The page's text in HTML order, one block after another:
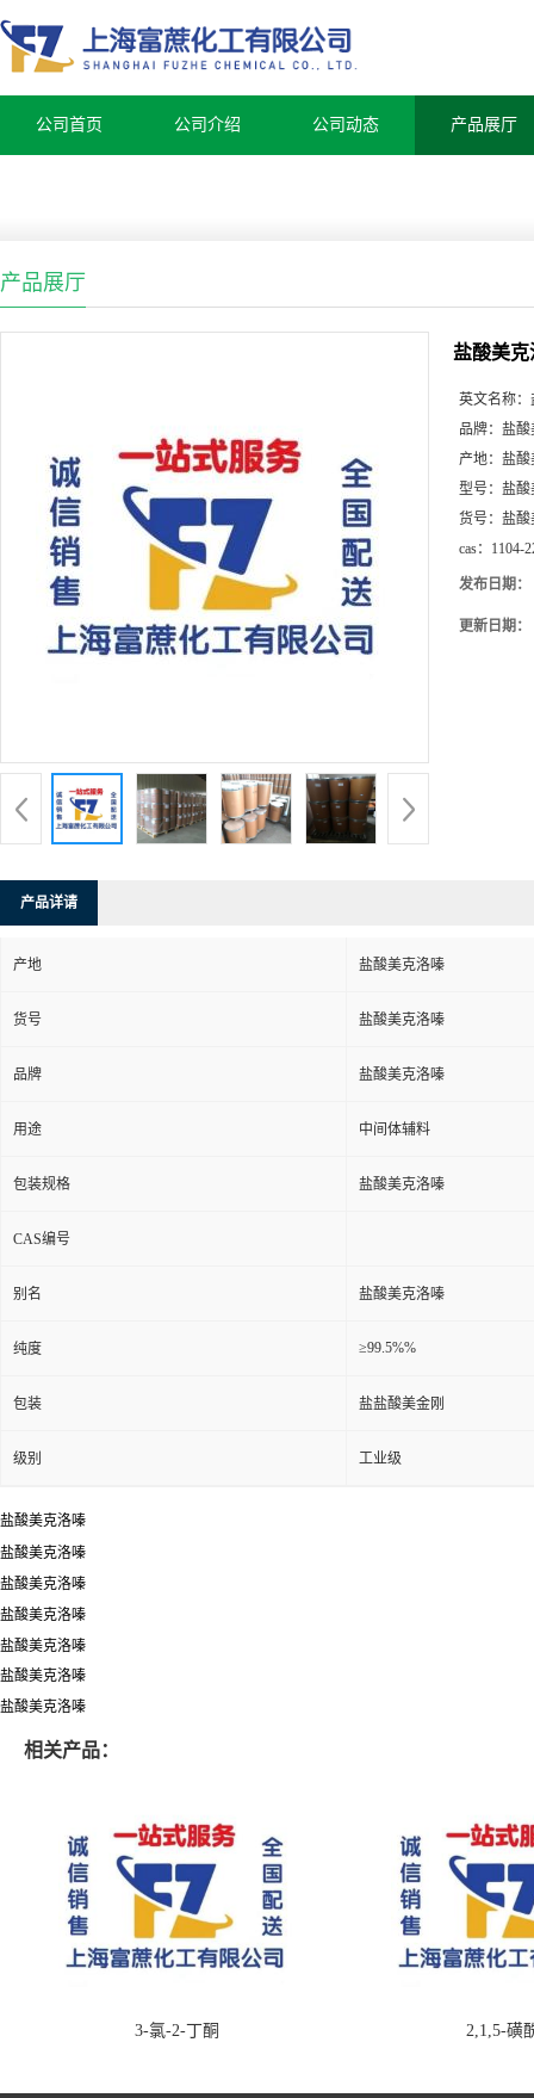
公司首页 公司介绍 公司动态 产品展厅
产品展厅
盐酸美克
英文名称：
品牌： 盐酸
产地： 盐酸
型号： 盐酸
货号： 盐酸
cas： 1104-
发布日期：
更新日期：
产品详请
产地 盐酸美克洛嗪
货号 盐酸美克洛嗪
品牌 盐酸美克洛嗪
用途 中间体辅料
包装规格 盐酸美克洛嗪
CAS编号
别名 盐酸美克洛嗪
纯度 ≥99.5%%
包装 盐盐酸美金刚
级别 工业级
盐酸美克洛嗪
盐酸美克洛嗪
盐酸美克洛嗪
盐酸美克洛嗪
盐酸美克洛嗪
盐酸美克洛嗪
盐酸美克洛嗪
相关产品：
3-氯-2-丁酮 2,1,5-磺